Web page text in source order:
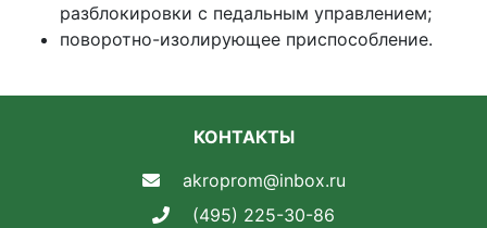
разблокировки с педальным управлением;
поворотно-изолирующее приспособление.
КОНТАКТЫ
akroprom@inbox.ru
(495) 225-30-86